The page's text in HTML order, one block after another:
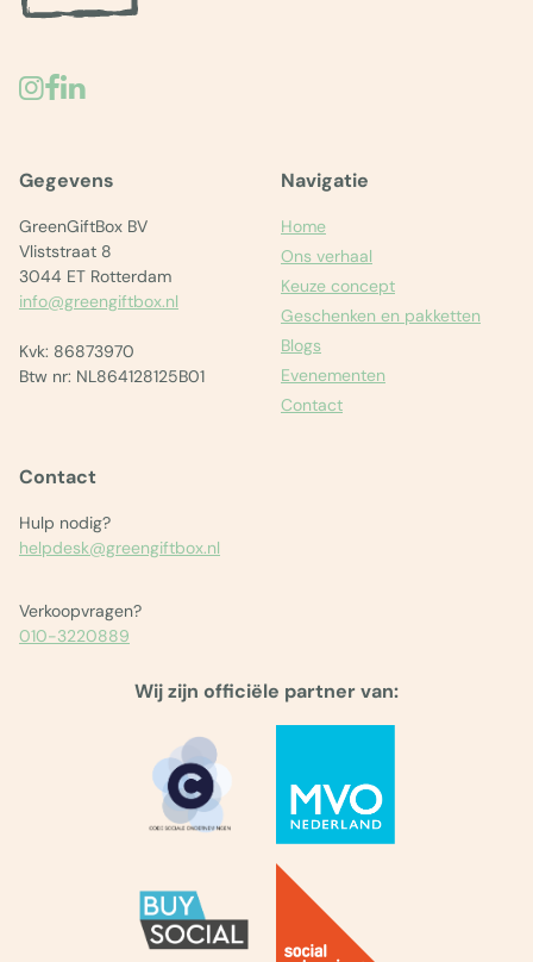
Gegevens
GreenGiftBox BV
Vliststraat 8
3044 ET Rotterdam
info@greengiftbox.nl
Kvk: 86873970
Btw nr: NL864128125B01
Contact
Hulp nodig?
helpdesk@greengiftbox.nl
Verkoopvragen?
010-3220889
Navigatie
Home
Ons verhaal
Keuze concept
Geschenken en pakketten
Blogs
Evenementen
Contact
Wij zijn officiële partner van: